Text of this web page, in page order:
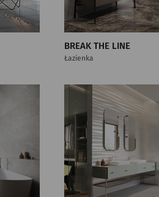
BREAK THE LINE
Łazienka